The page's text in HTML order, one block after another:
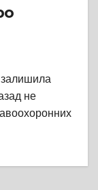
залишила
не